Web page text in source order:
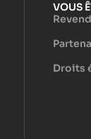
VOUS
Droits